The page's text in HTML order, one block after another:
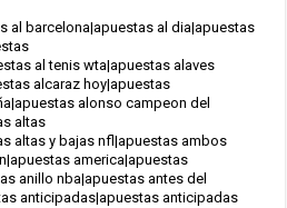
al barcelona|apuestas al dia|apuestas
al tenis wta|apuestas alaves
alcaraz hoy|apuestas
alonso campeon del
altas
altas y bajas nfl|apuestas ambos
america|apuestas
anillo nba|apuestas antes del
anticipadas|apuestas anticipadas